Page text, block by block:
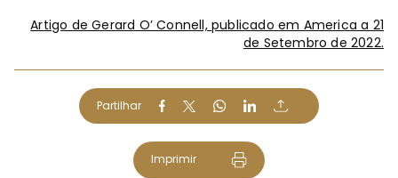
Artigo de Gerard O’ Connell, publicado em America a 21
de Setembro de 2022.
Partilhar
Imprimir